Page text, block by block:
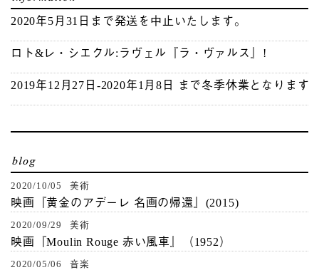
2020年5月31日まで発送を中止いたします。
ロト&レ・シエクル:ラヴェル『ラ・ヴァルス』!
2019年12月27日-2020年1月8日 まで冬季休業となります
2020/10/05 美術
映画『黄金のアデーレ 名画の帰還』(2015)
2020/09/29 美術
映画『Moulin Rouge 赤い風車』（1952）
2020/05/06 音楽